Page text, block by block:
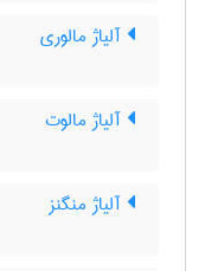
آلیاژ مالوری
آلیاژ مالوت
آلیاژ منگنز